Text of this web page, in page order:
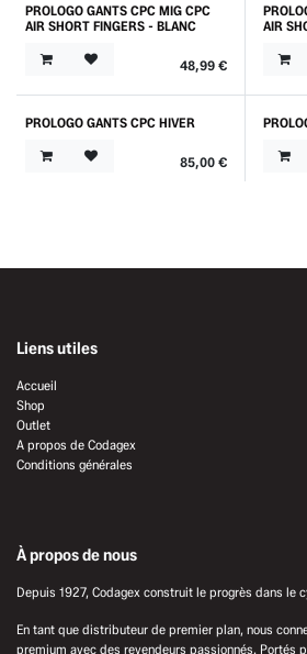
Nouveau !
PROLOGO GANTS CPC MIG CPC
AIR SHORT FINGERS - BLANC
48,99€
AIR
PROLOGO GANTS CPC HIVER
85,00€
Liens utiles
Accueil
Shop
Outlet
A propos de Codagex
Conditions générales
À propos de nous
Depuis 1927, Codagex construit le progrès dans le
En tant que distributeur de premier plan, nous
premium avec des revendeurs passionnés. Portés